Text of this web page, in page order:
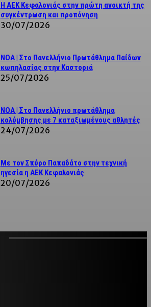
Η ΑΕΚ Κεφαλονιάς στην πρώτη ανοικτή της
συγκέντρωση και προπόνηση
30/07/2026
NOA | Στο Πανελλήνιο Πρωτάθλημα Παίδων
κωπηλασίας στην Καστοριά
25/07/2026
ΝΟΑ | Στο Πανελλήνιο πρωτάθλημα
κολύμβησης με 7 καταξιωμένους αθλητές
24/07/2026
Με τον Σπύρο Παπαδάτο στην τεχνική
ηγεσία η ΑΕΚ Κεφαλονιάς
20/07/2026